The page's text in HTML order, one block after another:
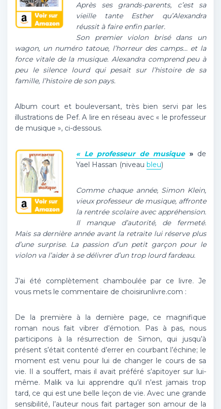
Après ses grands-parents, c’est sa
vieille tante Esther qu’Alexandra
réussit à faire enfin parler.
Son premier violon brisé dans un
wagon, un numéro tatoue, l’horreur des camps… et la
force vitale de la musique. Alexandra comprend peu à
peu le silence lourd qui pesait sur l’histoire de sa
famille, l’histoire de son pays.
Album court et bouleversant, très bien servi par les
illustrations de Pef. A lire en réseau avec « le professeur
de musique », ci-dessous.
« Le professeur de musique» de
Yael Hassan (niveau bleu)
Comme chaque année, Simon Klein,
vieux professeur de musique, affronte
la rentrée scolaire avec appréhension.
Il manque d’autorité, de fermeté.
Mais sa dernière année avant la retraite lui réserve plus
d’une surprise. La passion d’un petit garçon pour le
violon va l’aider à se délivrer d’un trop lourd fardeau.
J’ai été complètement chamboulée par ce livre. Je
vous mets le commentaire de choisirunlivre.com :
De la première à la dernière page, ce magnifique
roman nous fait vibrer d’émotion. Pas à pas, nous
participons à la résurrection de Simon, qui jusqu’à
présent s’était contenté d’errer en courbant l’échine; le
moment est venu pour lui de changer le cours de sa
vie. Il a souffert, mais il avait préféré s’apitoyer sur lui-
même. Malik va lui apprendre qu’il n’est jamais trop
tard, ce qui est une belle leçon de vie. Avec une grande
sensibilité, l’auteur nous fait partager son amour de la